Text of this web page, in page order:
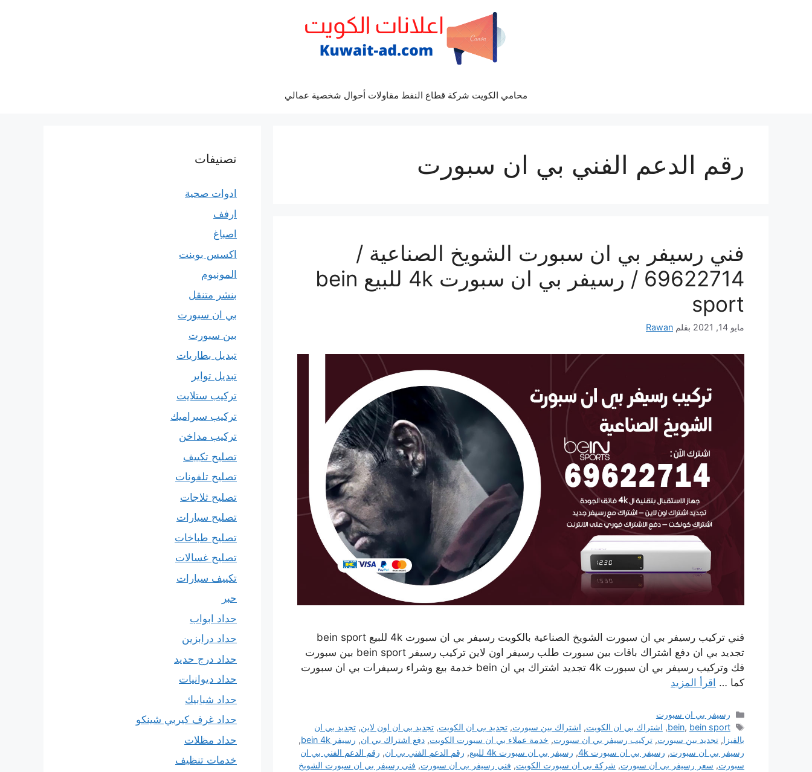
محامي الكويت شركة قطاع النفط مقاولات أحوال شخصية عمالي
رقم الدعم الفني بي ان سبورت
فني رسيفر بي ان سبورت الشويخ الصناعية /
69622714 / رسيفر بي ان سبورت 4k للبيع bein
sport
مايو 14, 2021 بقلم Rawan
فني تركيب رسيفر بي ان سبورت الشويخ الصناعية بالكويت رسيفر بي ان سبورت 4k للبيع bein sport
تجديد بي ان دفع اشتراك باقات بين سبورت طلب رسيفر اون لاين تركيب رسيفر bein sport بين سبورت
فك وتركيب رسيفر بي ان سبورت 4k تجديد اشتراك بي ان bein خدمة بيع وشراء رسيفرات بي ان سبورت
كما … اقرأ المزيد
التصنيفات
رسيفر بي ان سبورت
الوسوم
bein, bein sport
, اشتراك بي ان الكويت, اشتراك بين سبورت,تجديد بي ان الكويت,تجديد بي ان اون لاين,تجديد بي ان
بالفيزا, تجديد بين سبورت, تركيب رسيفر بي ان سبورت, خدمة عملاء بي ان سبورت الكويت, دفع اشتراك بي ان, رسيفر bein 4k
,
رسيفر بي ان سبورت, رسيفر بي ان سبورت 4k , رسيفر بي ان سبورت 4k للبيع , رقم الدعم الفني بي ان, رقم الدعم الفني بي ان
سبورت, سعر رسيفر بي ان سبورت, شركة بي ان سبورت الكويت, فني رسيفر بي ان سبورت, فني رسيفر بي ان سبورت الشويخ
تصنيفات
ادوات صحية
ارفف
اصباغ
اكسس بوينت
المونيوم
بنشر متنقل
بي ان سبورت
بين سبورت
تبديل بطاريات
تبديل تواير
تركيب ستلايت
تركيب سيراميك
تركيب مداخن
تصليح تكييف
تصليح تلفونات
تصليح ثلاجات
تصليح سيارات
تصليح طباخات
تصليح غسالات
تكييف سيارات
حبر
حداد ابواب
حداد درابزين
حداد درج حديد
حداد ديوانيات
حداد شبابيك
حداد غرف كيربي شينكو
حداد مظلات
خدمات تنظيف